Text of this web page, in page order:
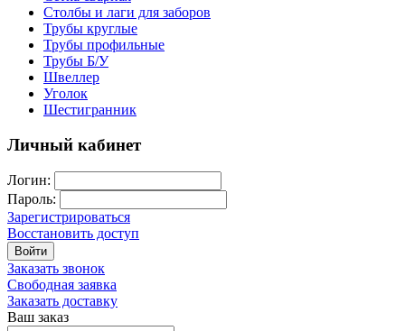
Столбы и лаги для заборов
Трубы круглые
Трубы профильные
Трубы Б/У
Швеллер
Уголок
Шестигранник
Личный кабинет
Логин:
Пароль:
Зарегистрироваться
Восстановить доступ
Войти
Заказать звонок
Свободная заявка
Заказать доставку
Ваш заказ